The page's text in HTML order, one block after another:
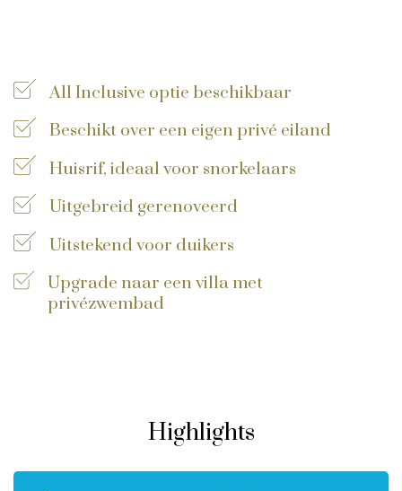
Privacy disclaimer
2026 , Travelworld
All Inclusive optie beschikbaar
Beschikt over een eigen privé eiland
Huisrif, ideaal voor snorkelaars
Uitgebreid gerenoveerd
Uitstekend voor duikers
Upgrade naar een villa met
privézwembad
Highlights